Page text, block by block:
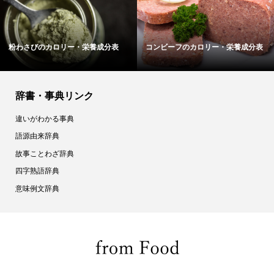
粉わさびのカロリー・栄養成分表 コンビーフのカロリー・栄養成分表
辞書・事典リンク
違いがわかる事典
語源由来辞典
故事ことわざ辞典
四字熟語辞典
意味例文辞典